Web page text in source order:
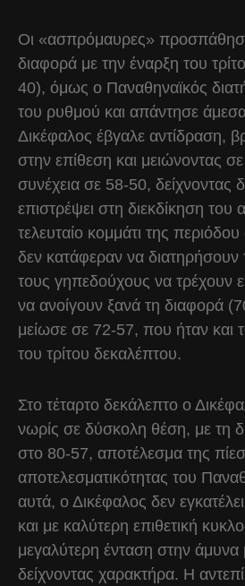
Οι «ασπρόμαυρες»
διαφορά με την έναρξη του
40), όμως ο Παναθηναϊκός
του ρυθμού και απάντησε
Δικέφαλος έβγαλε αντίδραση,
στην επίθεση και μειώνοντας
συνέχεια σε 58-50, δείχνοντας
επιστρέψει στη διεκδίκηση
τελευταίο κομμάτι της
δεν κατάφεραν να διατηρήσουν
τους γηπεδούχους να τρέχουν
να ανοίγουν ξανά τη διαφορά
μείωσε σε 72-57, που ήταν και
του τρίτου δεκαλέπτου.
Στο τέταρτο δεκάλεπτο ο
νωρίς σε δύσκολη θέση, με τη
στο 80-57, αποτέλεσμα της
αποτελεσματικότητας του
αυτά, ο Δικέφαλος δεν
και με καλύτερη επιθετική
μεγαλύτερη ένταση στην
δείχνοντας χαρακτήρα. Η